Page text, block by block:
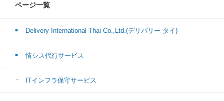
ページ一覧
Delivery International Thai Co.,Ltd.(デリバリー タイ)
情シス代行サービス
ITインフラ保守サービス